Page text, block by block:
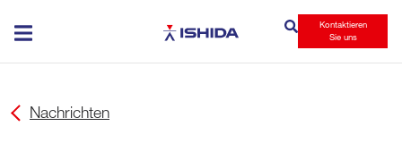
Kontaktieren
Sie uns
Nachrichten